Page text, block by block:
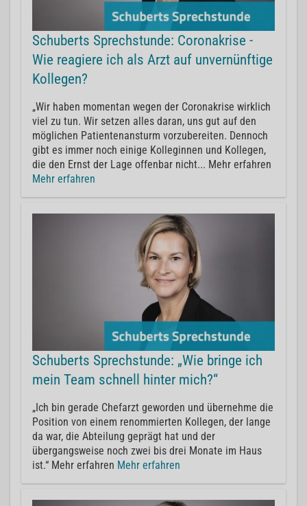
Schuberts Sprechstunde: Coronakrise -
Wie reagiere ich als Arzt auf unvernünftige
Kollegen?
„Wir haben momentan wegen der Coronakrise wirklich
viel zu tun. Wir setzen alles daran, uns gut auf den
möglichen Patientenansturm vorzubereiten. Dennoch
gibt es immer noch einige Kolleginnen und Kollegen,
die den Ernst der Lage offenbar nicht... Mehr erfahren
Mehr erfahren
Schuberts Sprechstunde: „Wie bringe ich
mein Team schnell hinter mich?“
„Ich bin gerade Chefarzt geworden und übernehme die
Position von einem renommierten Kollegen, der lange
da war, die Abteilung geprägt hat und der
übergangsweise noch zwei bis drei Monate im Haus
ist.“ Mehr erfahren Mehr erfahren